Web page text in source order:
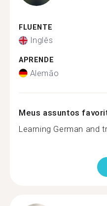
FLUENTE
Inglês
APRENDE
Alemão
Meus assuntos
Learning German and